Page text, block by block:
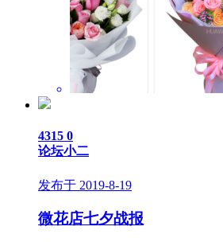
4315 0
论坛小二
发布于 2019-8-19
微花店七夕战报